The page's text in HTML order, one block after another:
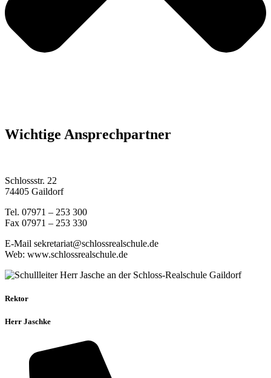
Wichtige Ansprechpartner
Schlossstr. 22
74405 Gaildorf
Tel. 07971 – 253 300
Fax 07971 – 253 330
E-Mail sekretariat@schlossrealschule.de
Web: www.schlossrealschule.de
Rektor
Herr Jaschke